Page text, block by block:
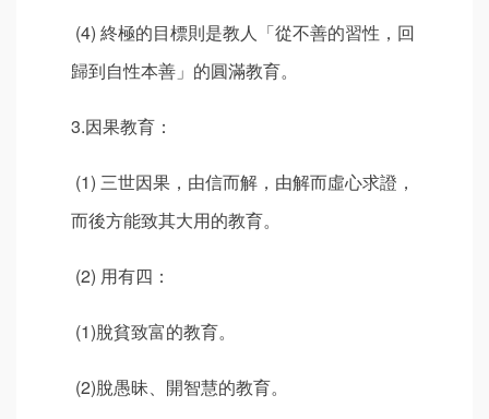
(4) 終極的目標則是教人「從不善的習性，回
歸到自性本善」的圓滿教育。
3.因果教育：
(1) 三世因果，由信而解，由解而虛心求證，
而後方能致其大用的教育。
(2) 用有四：
(1)脫貧致富的教育。
(2)脫愚昧、開智慧的教育。